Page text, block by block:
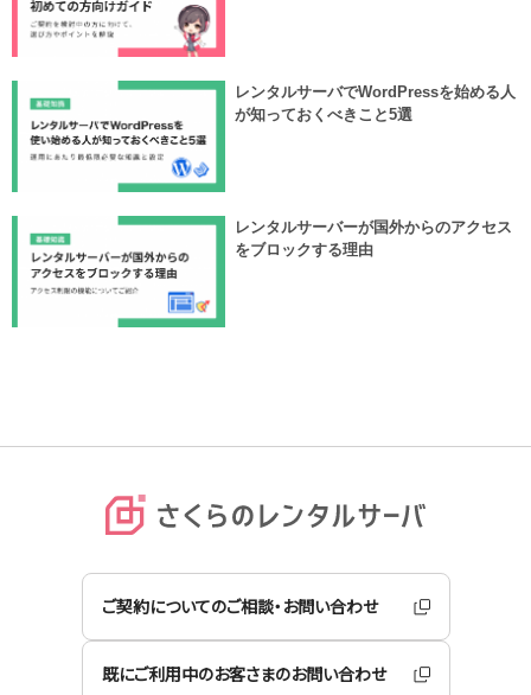
レンタルサーバでWordPressを始める人
が知っておくべきこと5選
レンタルサーバーが国外からのアクセス
をブロックする理由
ご契約についてのご相談・お問い合わせ
既にご利用中のお客さまのお問い合わせ